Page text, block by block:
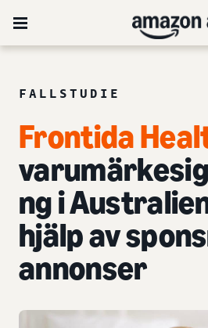
FALLSTUDIE
Frontida
ng i
hjälp av
annonser